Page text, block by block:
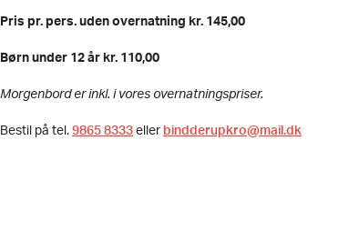
Pris pr. pers. uden overnatning kr. 145,00
Børn under 12 år kr. 110,00
Morgenbord er inkl. i vores overnatningspriser.
Bestil på tel. 9865 8333 eller bindderupkro@mail.dk